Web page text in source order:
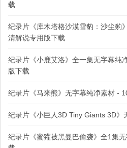
载
纪录片《库木塔格沙漠雪豹：沙尘豹
清解说专用版下载
纪录片《小鹿艾洛》全一集无字幕纯
版下载
纪录片《马来熊》无字幕纯净素材 -
纪录片《小巨人3D Tiny Giants 3D》
纪录片《蜜獾被黑曼巴偷袭》全1集